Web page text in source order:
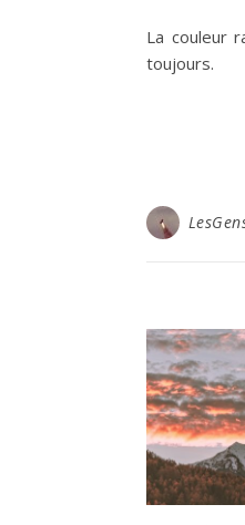
La couleur
toujours.